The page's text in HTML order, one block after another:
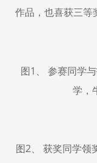
作品，也喜获三等
图1、 参赛同学
学，
图2、 获奖同学领